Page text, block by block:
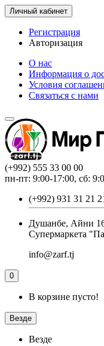
Личный кабинет
Регистрация
Авторизация
О нас
Информация о
Условия
Связаться с нами
(+992) 555 33 00 00
пн-пт: 9:00-17:00, сб:
(+992) 931 31 21
Душанбе, Айни
Супермаркета
info@zarf.tj
0
В корзине пусто!
Везде
Везде